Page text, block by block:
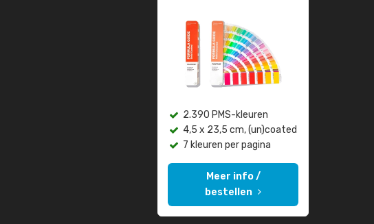
2.390 PMS-kleuren
4,5 x 23,5 cm, (un)coated
7 kleuren per pagina
Meer info /
bestellen